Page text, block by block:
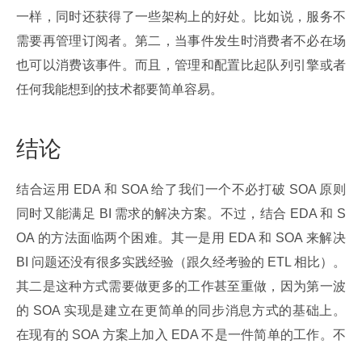
一样，同时还获得了一些架构上的好处。比如说，服务不
需要再管理订阅者。第二，当事件发生时消费者不必在场
也可以消费该事件。而且，管理和配置比起队列引擎或者
任何我能想到的技术都要简单容易。
结论
结合运用 EDA 和 SOA 给了我们一个不必打破 SOA 原则
同时又能满足 BI 需求的解决方案。不过，结合 EDA 和 S
OA 的方法面临两个困难。其一是用 EDA 和 SOA 来解决
BI 问题还没有很多实践经验（跟久经考验的 ETL 相比）。
其二是这种方式需要做更多的工作甚至重做，因为第一波
的 SOA 实现是建立在更简单的同步消息方式的基础上。
在现有的 SOA 方案上加入 EDA 不是一件简单的工作。不